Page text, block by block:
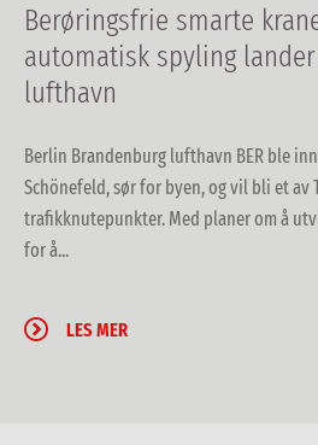
Berøringsfrie smarte
automatisk spyling
lufthavn
Berlin Brandenburg lufthavn BER ble
Schönefeld, sør for byen, og vil bli et av
trafikknutepunkter. Med planer om å
for å...
LES MER